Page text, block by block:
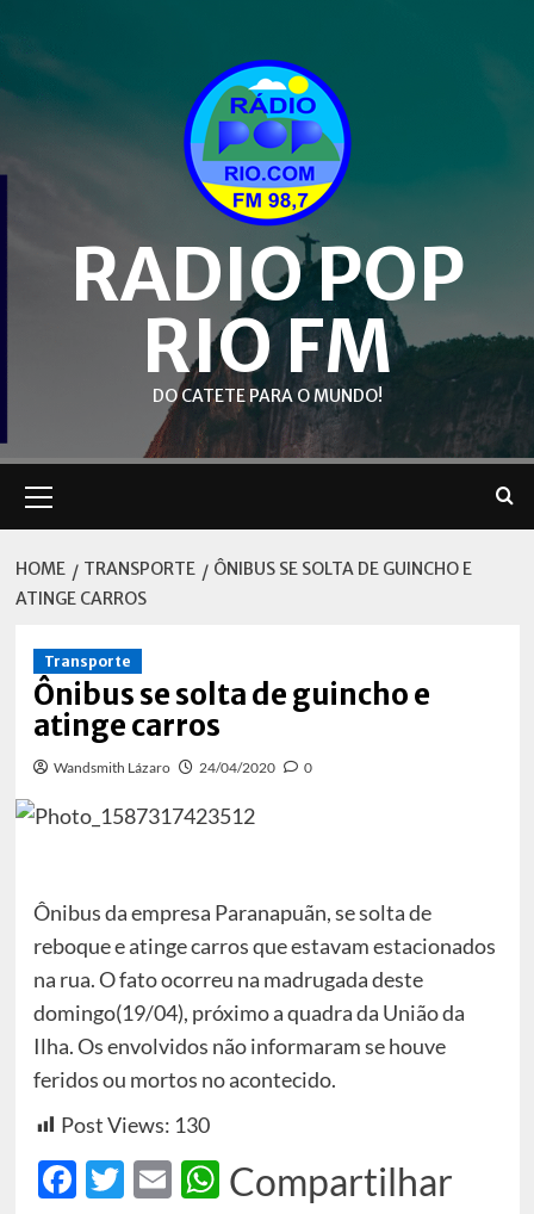
content
RADIO POP
RIO FM
DO CATETE PARA O MUNDO!
Menu
HOME TRANSPORTE
ÔNIBUS SE SOLTA DE GUINCHO E
ATINGE CARROS
Transporte
Ônibus se solta de guincho e
atinge carros
Wandsmith Lázaro 24/04/2020 0
Ônibus da empresa Paranapuãn, se solta de
reboque e atinge carros que estavam estacionados
na rua. O fato ocorreu na madrugada deste
domingo(19/04), próximo a quadra da União da
Ilha. Os envolvidos não informaram se houve
feridos ou mortos no acontecido.
Post Views: 130
Facebook
Twitter
EmailWhatsApp
Compartilhar